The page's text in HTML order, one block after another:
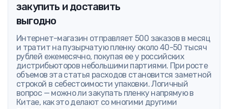
закупить и доставить
выгодно
Интернет-магазин отправляет 500 заказов в месяц
и тратит на пузырчатую пленку около 40-50 тысяч
рублей ежемесячно, покупая ее у российских
дистрибьюторов небольшими партиями. При росте
объемов эта статья расходов становится заметной
строкой в себестоимости упаковки. Логичный
вопрос — можно ли закупать пленку напрямую в
Китае, как это делают со многими другими